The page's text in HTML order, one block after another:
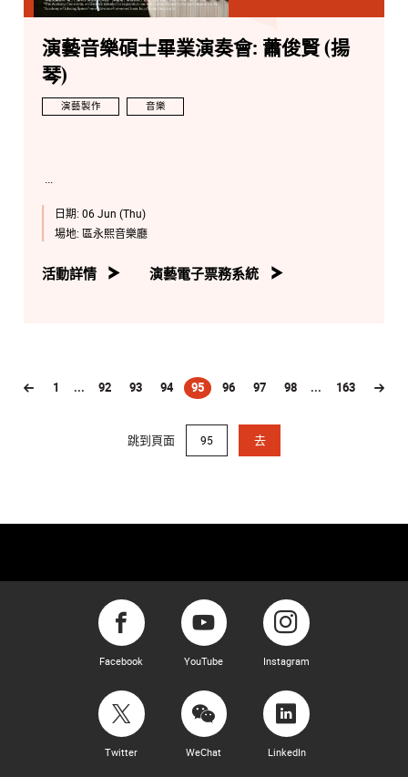
演藝音樂碩士畢業演奏會: 蕭俊賢 (揚
琴)
演藝製作 音樂
日期: 06 Jun (Thu)
場地: 區永熙音樂廳
活動詳情 演藝電子票務系統
1 ... 92 93 94 95
(current)
96 97 98 ... 163
跳到頁面 去
Facebook YouTube Instagram
Twitter WeChat LinkedIn